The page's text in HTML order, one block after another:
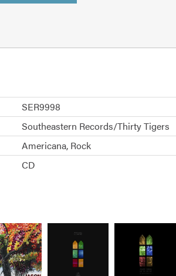
SER9998
Southeastern Records/Thirty Tigers
Americana Rock
CD